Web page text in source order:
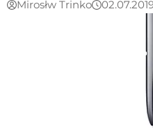
Mirosłw Trinko